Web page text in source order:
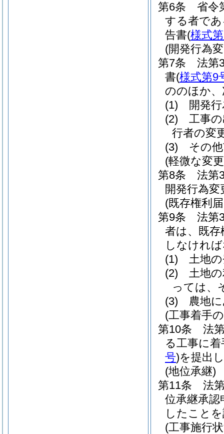
第6条
省令
する者で
告書(様式
(開発行為
第7条
法第
書(様式第9
ののほか
(1)
開発
(2)
工事
行者の変
(3)
その
(軽微な変
第8条
法第
開発行為変
(既存権利
第9条
法第
者は、既存
しなけれ
(1)
土地
(2)
土地
っては、
(3)
農地
(工事着手
第10条
法
る工事に
号)を提出
(地位承継)
第11条
法
位承継承認
したこと
(工事施行